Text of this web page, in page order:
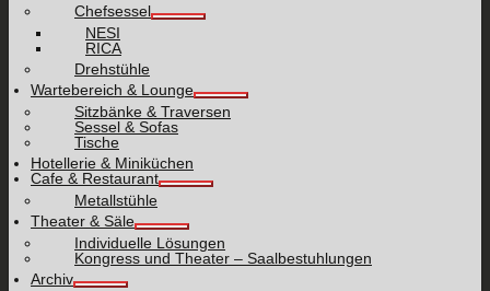
Chefsessel
NESI
RICA
Drehstühle
Wartebereich & Lounge
Sitzbänke & Traversen
Sessel & Sofas
Tische
Hotellerie & Miniküchen
Cafe & Restaurant
Metallstühle
Theater & Säle
Individuelle Lösungen
Kongress und Theater – Saalbestuhlungen
Archiv